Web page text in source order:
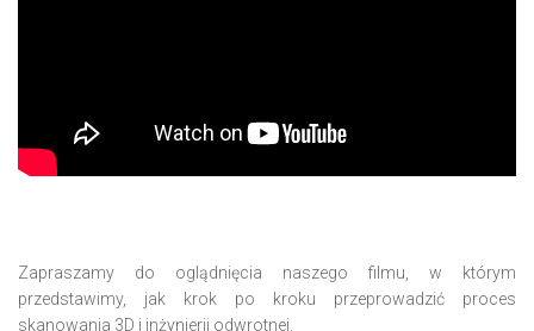
Zapraszamy do oglądnięcia naszego filmu, w którym
przedstawimy, jak krok po kroku przeprowadzić proces
skanowania 3D i inżynierii odwrotnej.